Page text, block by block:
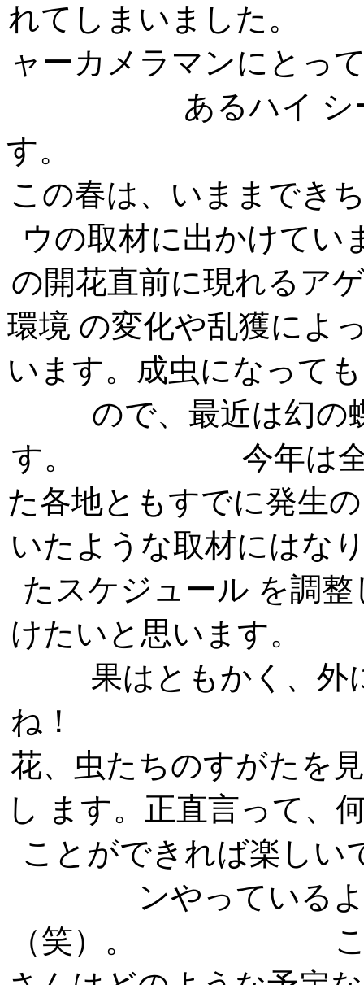
れてしまいまし
ャーカメラマンにとっ
あるハイ
この春は、いままでき
ウの取材に出かけてい
の開花直前に現れるア
環境 の変化や乱獲によ
います。成虫になって
ので、最近は幻の
す。 今年は全国的
た各地ともすでに発生
いたような取材にはな
たスケジュール を調
けたいと思
果はともかく、外
ね！ 新緑の
花、虫たちのすがたを
し ます。正直言って、
ことができれば楽しい
ンやっている
（笑）。 このゴ